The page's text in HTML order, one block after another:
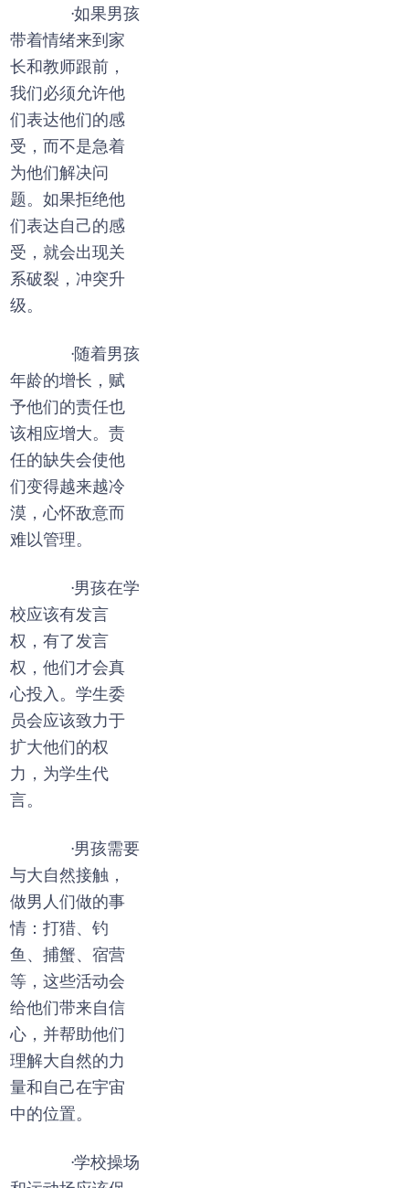
·如果男孩
带着情绪来到家
长和教师跟前，
我们必须允许他
们表达他们的感
受，而不是急着
为他们解决问
题。如果拒绝他
们表达自己的感
受，就会出现关
系破裂，冲突升
级。
·随着男孩
年龄的增长，赋
予他们的责任也
该相应增大。责
任的缺失会使他
们变得越来越冷
漠，心怀敌意而
难以管理。
·男孩在学
校应该有发言
权，有了发言
权，他们才会真
心投入。学生委
员会应该致力于
扩大他们的权
力，为学生代
言。
·男孩需要
与大自然接触，
做男人们做的事
情：打猎、钓
鱼、捕蟹、宿营
等，这些活动会
给他们带来自信
心，并帮助他们
理解大自然的力
量和自己在宇宙
中的位置。
·学校操场